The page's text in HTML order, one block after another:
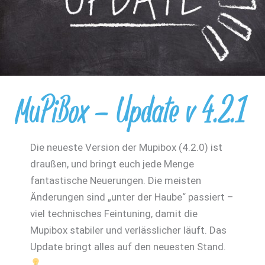
MuPiBox – Update v 4.2.1
Die neueste Version der Mupibox (4.2.0) ist
draußen, und bringt euch jede Menge
fantastische Neuerungen. Die meisten
Änderungen sind „unter der Haube“ passiert –
viel technisches Feintuning, damit die
Mupibox stabiler und verlässlicher läuft. Das
Update bringt alles auf den neuesten Stand.